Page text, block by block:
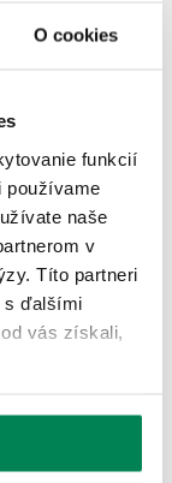
O cookies
funkcií
používame
naše
v
Títo partneri
s ďalšími
vás získali,